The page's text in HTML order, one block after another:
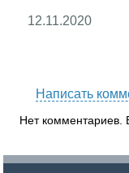
12.11.2020
Написать
Нет комментариев.